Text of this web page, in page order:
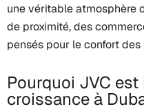
une véritable atmosphère
de proximité, des
pensés pour le confort
Pourquoi JVC
croissance à